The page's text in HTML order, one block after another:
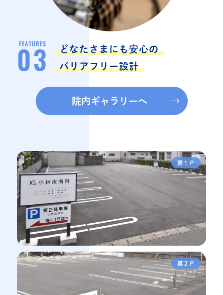
FEATURES
03
どなたさまにも安心の
バリアフリー設計
院内ギャラリーへ